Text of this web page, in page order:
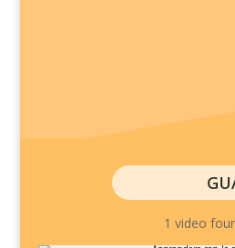
1 video